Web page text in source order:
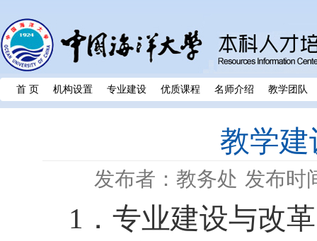
首 页 机构设置 专业建设 优质课程 名师介绍 教学团队
教学
发布者：教务处 发布时
1 ．专业建设与改革